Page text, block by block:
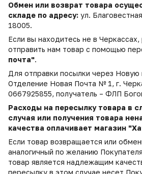
Обмен или возврат товара
складе по адресу: ул.
18005.
Если вы находитесь не в
отправить нам товар с помощью
почта".
Для отправки посылки через Новую
Отделение Новая Почта № 1, г.
0667925855, получатель – ФЛП
Расходы на пересылку товара в
случая или получения товара
качества оплачивает магазин
Если товар возвращается или
аналогичный по желанию
товар является надлежащим
пересылку в этом случае несет